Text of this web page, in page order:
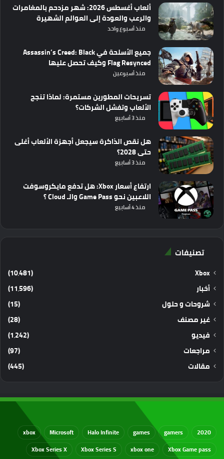
ألعاب أغسطس 2026: شهر مزدحم بالمغامرات
والرعب والعودة إلى العوالم الشهيرة
منذ أسبوع واحد
جميع الأسلحة في Assassin’s Creed: Black
Flag Resynced وكيف تحصل عليها
منذ أسبوعين
تسريحات المطورين مستمرة: لماذا تنجح
الألعاب وتفشل الشركات؟
منذ 3 أسابيع
هل نقص الذاكرة سيجعل أجهزة الألعاب أغلى
حتى 2028؟
منذ 3 أسابيع
ارتفاع أسعار Xbox: هل تدفع مايكروسوفت
اللاعبين نحو Game Pass والـ Cloud ؟
منذ 4 أسابيع
تصنيفات
Xbox
(10٬481)
أخبار
(11٬596)
شروحات و حلول
(15)
غير مصنف
(28)
فيديو
(1٬242)
مراجعات
(97)
مقالات
(445)
2020
gamers
games
Halo Infinite
Microsoft
xbox
Xbox Game pass
xbox one
Xbox Series S
Xbox Series X